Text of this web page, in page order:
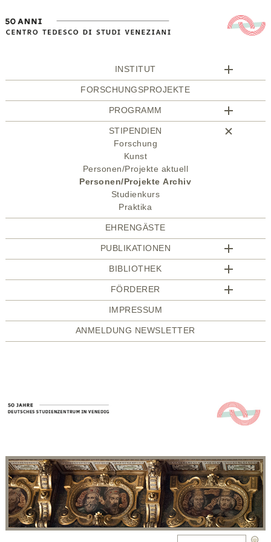
INSTITUT
FORSCHUNGSPROJEKTE
PROGRAMM
STIPENDIEN
Forschung
Kunst
Personen/Projekte aktuell
Personen/Projekte Archiv
Studienkurs
Praktika
EHRENGÄSTE
PUBLIKATIONEN
BIBLIOTHEK
FÖRDERER
IMPRESSUM
ANMELDUNG NEWSLETTER